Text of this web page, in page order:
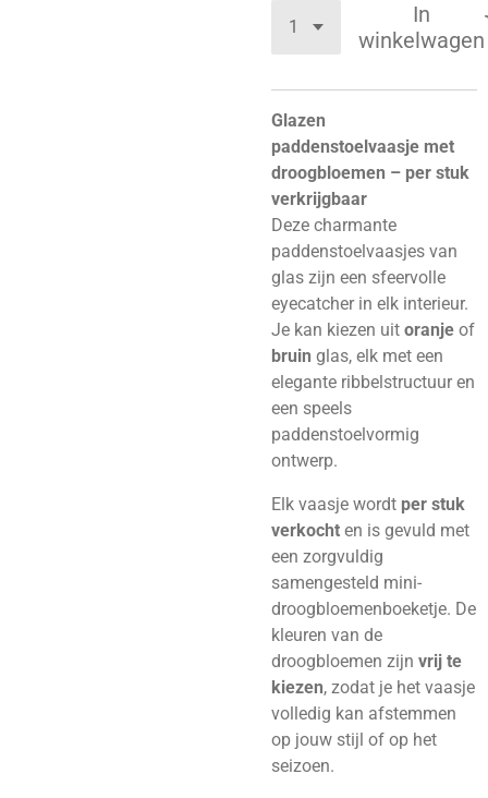
In
winkelwagen
Glazen
paddenstoelvaasje met
droogbloemen – per stuk
verkrijgbaar
Deze charmante
paddenstoelvaasjes van
glas zijn een sfeervolle
eyecatcher in elk interieur.
Je kan kiezen uit oranje of
bruin glas, elk met een
elegante ribbelstructuur en
een speels
paddenstoelvormig
ontwerp.
Elk vaasje wordt per stuk
verkocht en is gevuld met
een zorgvuldig
samengesteld mini-
droogbloemenboeketje. De
kleuren van de
droogbloemen zijn vrij te
kiezen, zodat je het vaasje
volledig kan afstemmen
op jouw stijl of op het
seizoen.